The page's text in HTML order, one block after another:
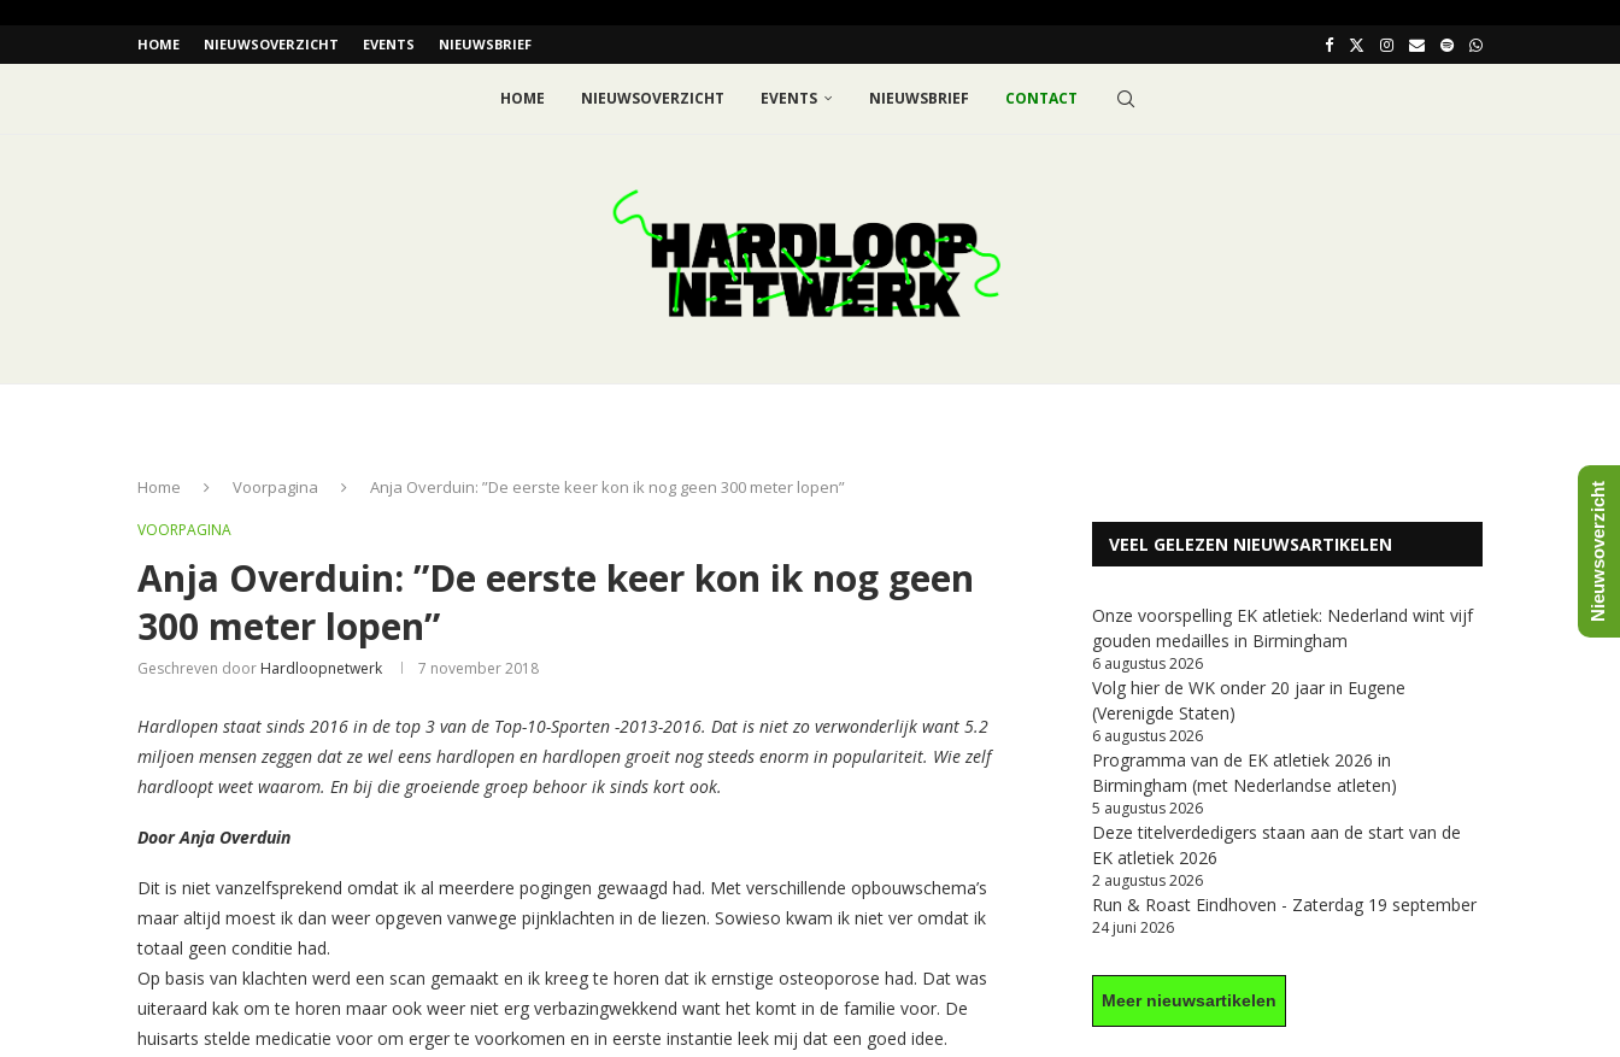
HOME NIEUWSOVERZICHT EVENTS NIEUWSBRIEF
HOME NIEUWSOVERZICHT EVENTS NIEUWSBRIEF CONTACT
Home Voorpagina Anja Overduin: ”De eerste keer kon ik nog geen 300 meter lopen”
VOORPAGINA
Anja Overduin: ”De eerste keer kon ik nog geen
300 meter lopen”
Geschreven door Hardloopnetwerk 7 november 2018
Hardlopen staat sinds 2016 in de top 3 van de Top-10-Sporten -2013-2016. Dat is niet zo verwonderlijk want 5.2
miljoen mensen zeggen dat ze wel eens hardlopen en hardlopen groeit nog steeds enorm in populariteit. Wie zelf
hardloopt weet waarom. En bij die groeiende groep behoor ik sinds kort ook.
Door Anja Overduin
Dit is niet vanzelfsprekend omdat ik al meerdere pogingen gewaagd had. Met verschillende opbouwschema’s
maar altijd moest ik dan weer opgeven vanwege pijnklachten in de liezen. Sowieso kwam ik niet ver omdat ik
totaal geen conditie had.
Op basis van klachten werd een scan gemaakt en ik kreeg te horen dat ik ernstige osteoporose had. Dat was
uiteraard kak om te horen maar ook weer niet erg verbazingwekkend want het komt in de familie voor. De
huisarts stelde medicatie voor om erger te voorkomen en in eerste instantie leek mij dat een goed idee.
VEEL GELEZEN NIEUWSARTIKELEN
Onze voorspelling EK atletiek: Nederland wint vijf
gouden medailles in Birmingham
6 augustus 2026
Volg hier de WK onder 20 jaar in Eugene
(Verenigde Staten)
6 augustus 2026
Programma van de EK atletiek 2026 in
Birmingham (met Nederlandse atleten)
5 augustus 2026
Deze titelverdedigers staan aan de start van de
EK atletiek 2026
2 augustus 2026
Run & Roast Eindhoven - Zaterdag 19 september
24 juni 2026
Meer nieuwsartikelen
Nieuwsoverzicht